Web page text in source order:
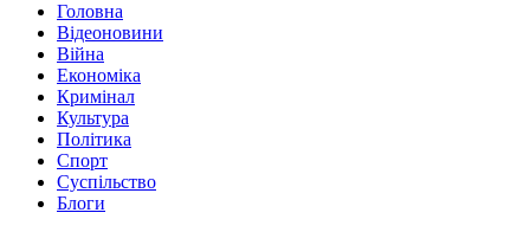
Головна
Відеоновини
Війна
Економіка
Кримінал
Культура
Політика
Спорт
Суспільство
Блоги